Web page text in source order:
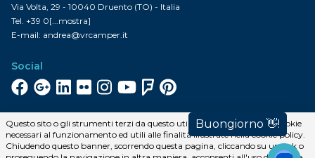
Via Volta, 29 - 10040 Druento (TO) - Italia
Tel. +39 0[...mostra]
E-mail: andrea@vrcamper.it
Social
Iscriviti alla newsletter
Iscriviti
Questo sito o gli strumenti terzi da questo utilizzati si avvalgono di cookie
necessari al funzionamento ed utili alle finalità illustrate nella cookie policy.
Chiudendo questo banner, scorrendo questa pagina, cliccando su un link o